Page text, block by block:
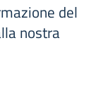
del
nostra